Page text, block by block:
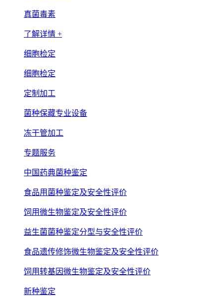
真菌毒素
了解详情 +
细胞检定
细胞检定
定制加工
菌种保藏专业设备
冻干管加工
专题服务
中国药典菌种鉴定
食品用菌种鉴定及安全性评价
饲用微生物鉴定及安全性评价
益生菌菌种鉴定分型与安全性评价
食品遗传修饰微生物鉴定及安全性评价
饲用转基因微生物鉴定及安全性评价
新种鉴定